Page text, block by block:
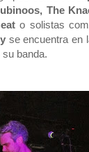
The
o solistas
se encuentra en
banda.